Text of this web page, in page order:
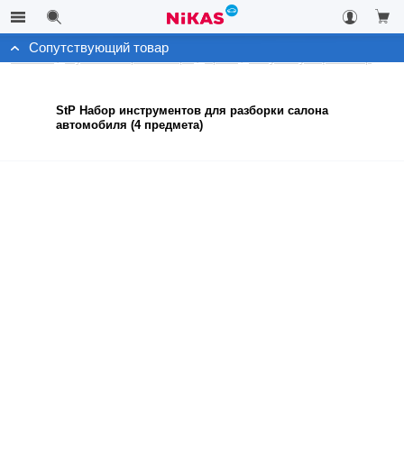
Каталог Шумо и Виброизоляция
Сопутствующий товар
StP Набор инструментов для разборки салона
автомобиля (4 предмета)